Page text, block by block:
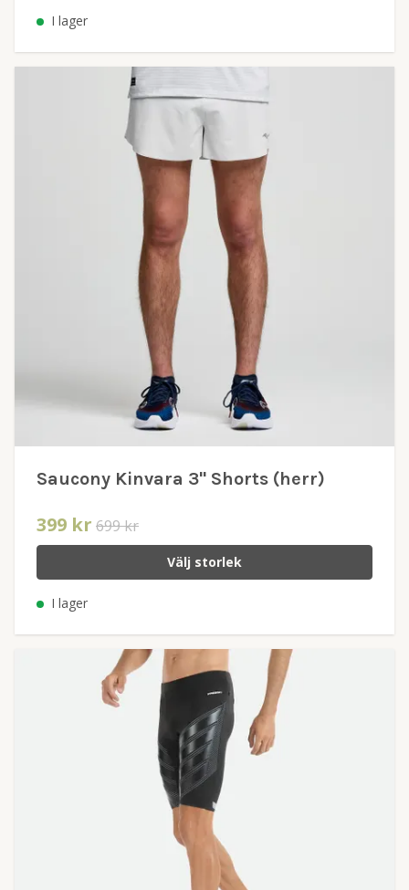
I lager
Saucony Kinvara 3" Shorts (herr)
399 kr 699 kr
Välj storlek
I lager